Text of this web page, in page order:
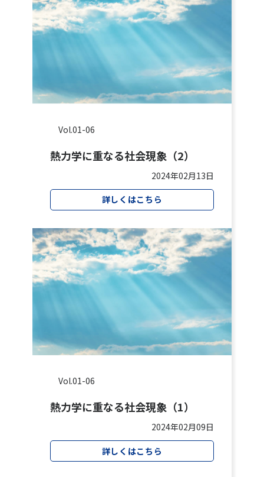
熱力学に重なる社会現象（2）
2024年02月13日
Vol.01-06
詳しくはこちら
熱力学に重なる社会現象（1）
2024年02月09日
Vol.01-06
詳しくはこちら